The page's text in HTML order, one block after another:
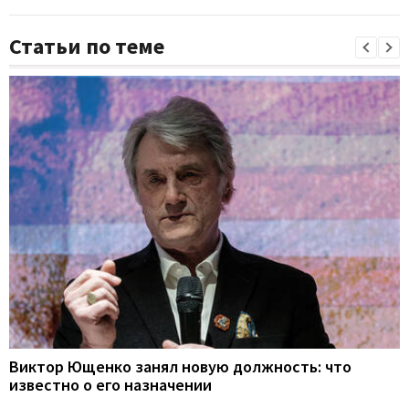
Статьи по теме
Виктор Ющенко занял новую должность: что
известно о его назначении